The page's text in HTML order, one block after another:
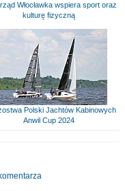
Włocławka wspiera sport oraz
kulturę fizyczną
Polski Jachtów Kabinowych
Anwil Cup 2024